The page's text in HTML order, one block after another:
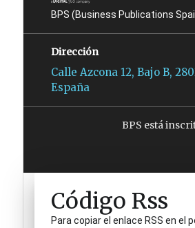
BPS (Business Publications
Dirección
Calle Azcona 12, Bajo B,
España
BPS está
Código Rss
Para copiar el enlace RSS en el